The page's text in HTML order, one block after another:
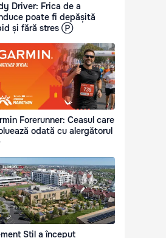
Driver: Frica de a
poate fi depășită
și fără stres Ⓟ
Forerunner: Ceasul care
odată cu alergătorul
Stil a început